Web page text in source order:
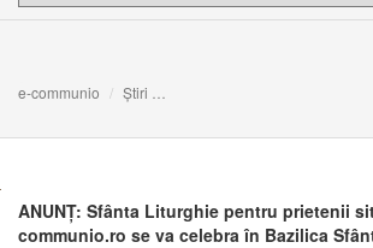
e-communio Știri
ANUNȚ: Sfânta Liturghie pentru prietenii
communio.ro se va celebra în Bazilica